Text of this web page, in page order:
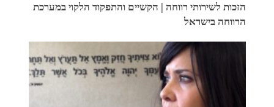
הזכות לשירותי רווחה | הקשיים והתפקוד הלקוי במערכת
הרווחה בישראל